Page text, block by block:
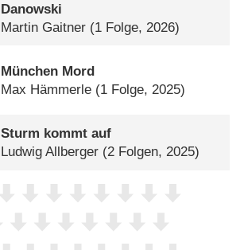
Danowski
Martin Gaitner (1 Folge, 2026)
München Mord
Max Hämmerle (1 Folge, 2025)
Sturm kommt auf
Ludwig Allberger (2 Folgen, 2025)